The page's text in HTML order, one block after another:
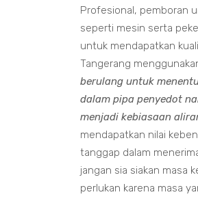
Profesional, pemboran
seperti mesin serta
untuk mendapatkan
Tangerang
berulang untuk
dalam pipa penyedot
menjadi kebiasaan
mendapatkan nilai
tanggap dalam
jangan sia siakan masa
perlukan karena masa